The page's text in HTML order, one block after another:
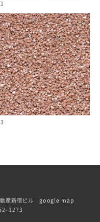
動産新宿ビルgoogle map
1273